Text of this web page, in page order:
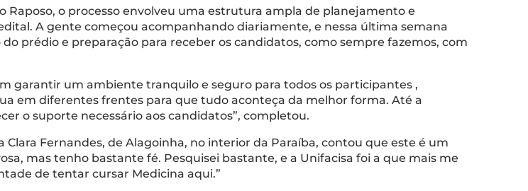
o processo envolveu uma estrutura ampla de planejamento e
A gente começou acompanhando diariamente, e nessa última semana
prédio e preparação para receber os candidatos, como sempre fazemos, com
garantir um ambiente tranquilo e seguro para todos os participantes ,
em diferentes frentes para que tudo aconteça da melhor forma. Até a
o suporte necessário aos candidatos”, completou.
Fernandes, de Alagoinha, no interior da Paraíba, contou que este é um
mas tenho bastante fé. Pesquisei bastante, e a Unifacisa foi a que mais me
de tentar cursar Medicina aqui.”